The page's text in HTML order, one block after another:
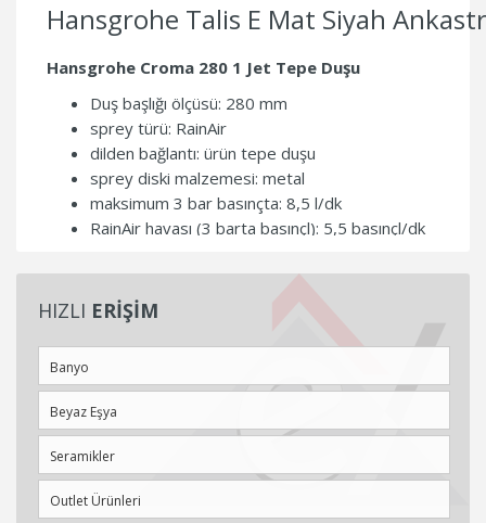
Hansgrohe Talis E Mat Siyah
Hansgrohe Croma 280 1 Jet Tepe Duşu
Duş başlığı ölçüsü: 280 mm
sprey türü: RainAir
dilden bağlantı: ürün tepe duşu
sprey diski malzemesi: metal
maksimum 3 bar basınçta: 8,5 l/dk
RainAir havası (3 barta basınçl): 5,5 basınçl/dk
montaj tipi: tavan veya duvar
bağlantı basamakları: G ½
malzeme: pirinç
sürüm: 90 ° açı
bağlantı türü: G 1/2
Hansgrohe Talis E Ankastre Banyo Bataryası
HIZLI ERİŞİM
Banyo
Beyaz Eşya
Seramikler
Outlet Ürünleri